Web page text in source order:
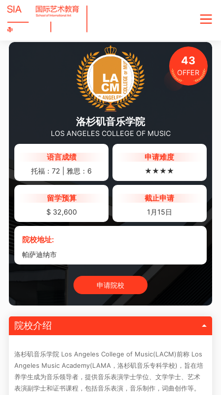
43
OFFER
洛杉矶音乐学院
LOS ANGELES COLLEGE OF MUSIC
语言成绩
托福：72 | 雅思：6
申请难度
★★★★
留学预算
$ 32,600
截止申请
1月15日
院校地址:
帕萨迪纳市
申请院校
院校介绍
洛杉矶音乐学院 Los Angeles College of Music(LACM)前称 Los
Angeles Music Academy(LAMA，洛杉矶音乐专科学校)，旨在培
养学生成为音乐领导者，提供音乐表演学士学位、文学学士、艺术
表演副学士和证书课程，包括音乐表演，音乐制作，词曲创作等。